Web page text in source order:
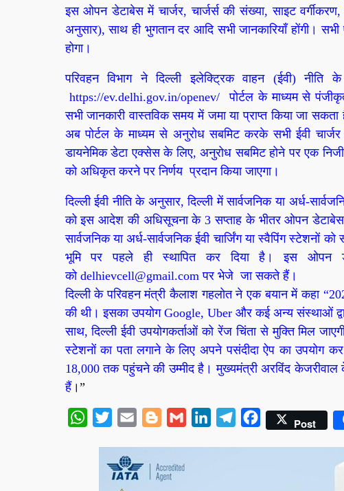
इस ओपन डेटाबेस में चार्जर, चार्जर्स की संख्या, साइट
अनुसार), साथ ही भुगतान दर आदि सभी जानकारियाँ होंगी।
होगा।
परिवहन विभाग ने दिल्ली इलेक्ट्रिक वाहन (ईवी)
https://ev.delhi.gov.in/openev/ पोर्टल के माध्यम से
सभी जानकारी वास्तविक समय में जमा या प्राप्त किया जा
अब पोर्टल के माध्यम से अनुरोध सबमिट करके सभी ईवी
डायनेमिक डेटा एक्सेस के लिए, अनुरोध सबमिट होने पर एक
को अधिकृत करने पर निर्णय प्रदान किया जाएगा।
दिल्ली ईवी नीति के अनुसार, दिल्ली में सार्वजनिक या अर्ध-
को इस आदेश की अधिसूचना के 3 सप्ताह के भीतर ओपन डेटाबेस
सार्वजनिक या अर्ध-सार्वजनिक ईवी चार्जिंग या स्वैपिंग
भूमि पर पहले ही स्थापित कर दिया है। इस ओपन
को delhievcell@gmail.com पर भेजे जा सकते हैं।
दिल्ली के परिवहन मंत्री कैलाश गहलोत ने एक बयान में कहा
की थी। इसका उपयोग Google, Uber और कई अन्य संस्थाओं
साथ, दिल्ली ईवी उपयोगकर्ताओं को रेंज चिंता से मुक्ति मिल
स्टेशनों का पता लगाने के लिए अपने पसंदीदा ऐप का उपयोग
18,000 तक पहुंचने की उम्मीद है। मुख्यमंत्री अरविंद केजरीवाल
हैं।”
WhatsApp
Twitter Email BloggerGmail LinkedInTelegramFacebookPost